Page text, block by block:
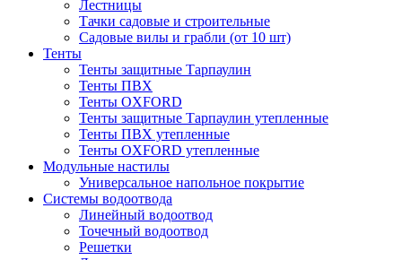
Лестницы
Тачки садовые и строительные
Садовые вилы и грабли (от 10 шт)
Тенты
Тенты защитные Тарпаулин
Тенты ПВХ
Тенты OXFORD
Тенты защитные Тарпаулин утепленные
Тенты ПВХ утепленные
Тенты OXFORD утепленные
Модульные настилы
Универсальное напольное покрытие
Системы водоотвода
Линейный водоотвод
Точечный водоотвод
Решетки